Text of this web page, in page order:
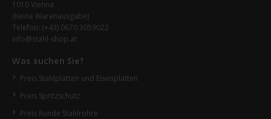
1010 Vienna
(Keine Warenausgabe)
Telefon: (+43) 0670 3059022
info@stahl-shop.at
Was suchen Sie?
Preis Stahlplatten und Eisenplatten
Preis Spritzschutz
Preis Runde Stahlrohre